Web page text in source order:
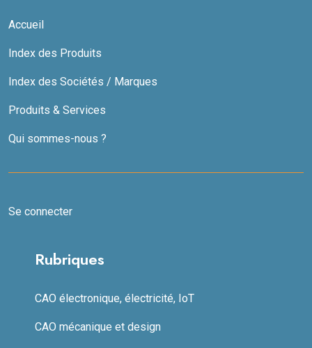
Accueil
Index des Produits
Index des Sociétés / Marques
Produits & Services
Qui sommes-nous ?
Se connecter
Rubriques
CAO électronique, électricité, IoT
CAO mécanique et design